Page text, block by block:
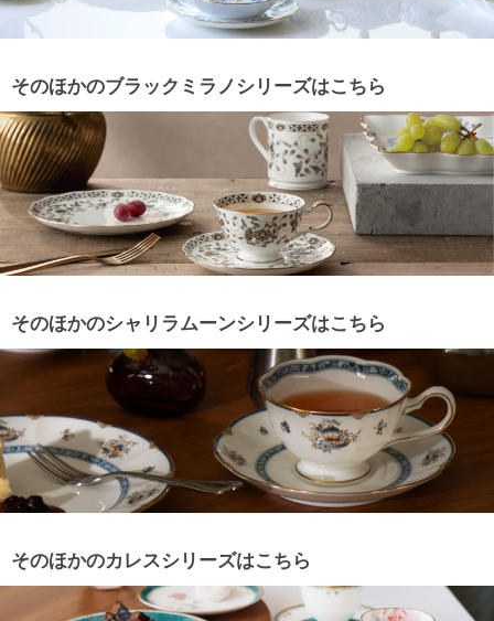
そのほかのブラックミラノシリーズはこちら
そのほかのシャリラムーンシリーズはこちら
そのほかのカレスシリーズはこちら